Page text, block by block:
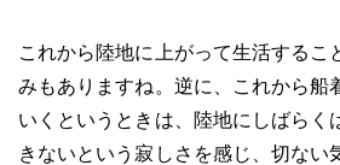
これから陸地に上がって生活するこ
みもありますね。逆に、これから船
いくというときは、陸地にしばらく
きないという寂しさを感じ、切ない